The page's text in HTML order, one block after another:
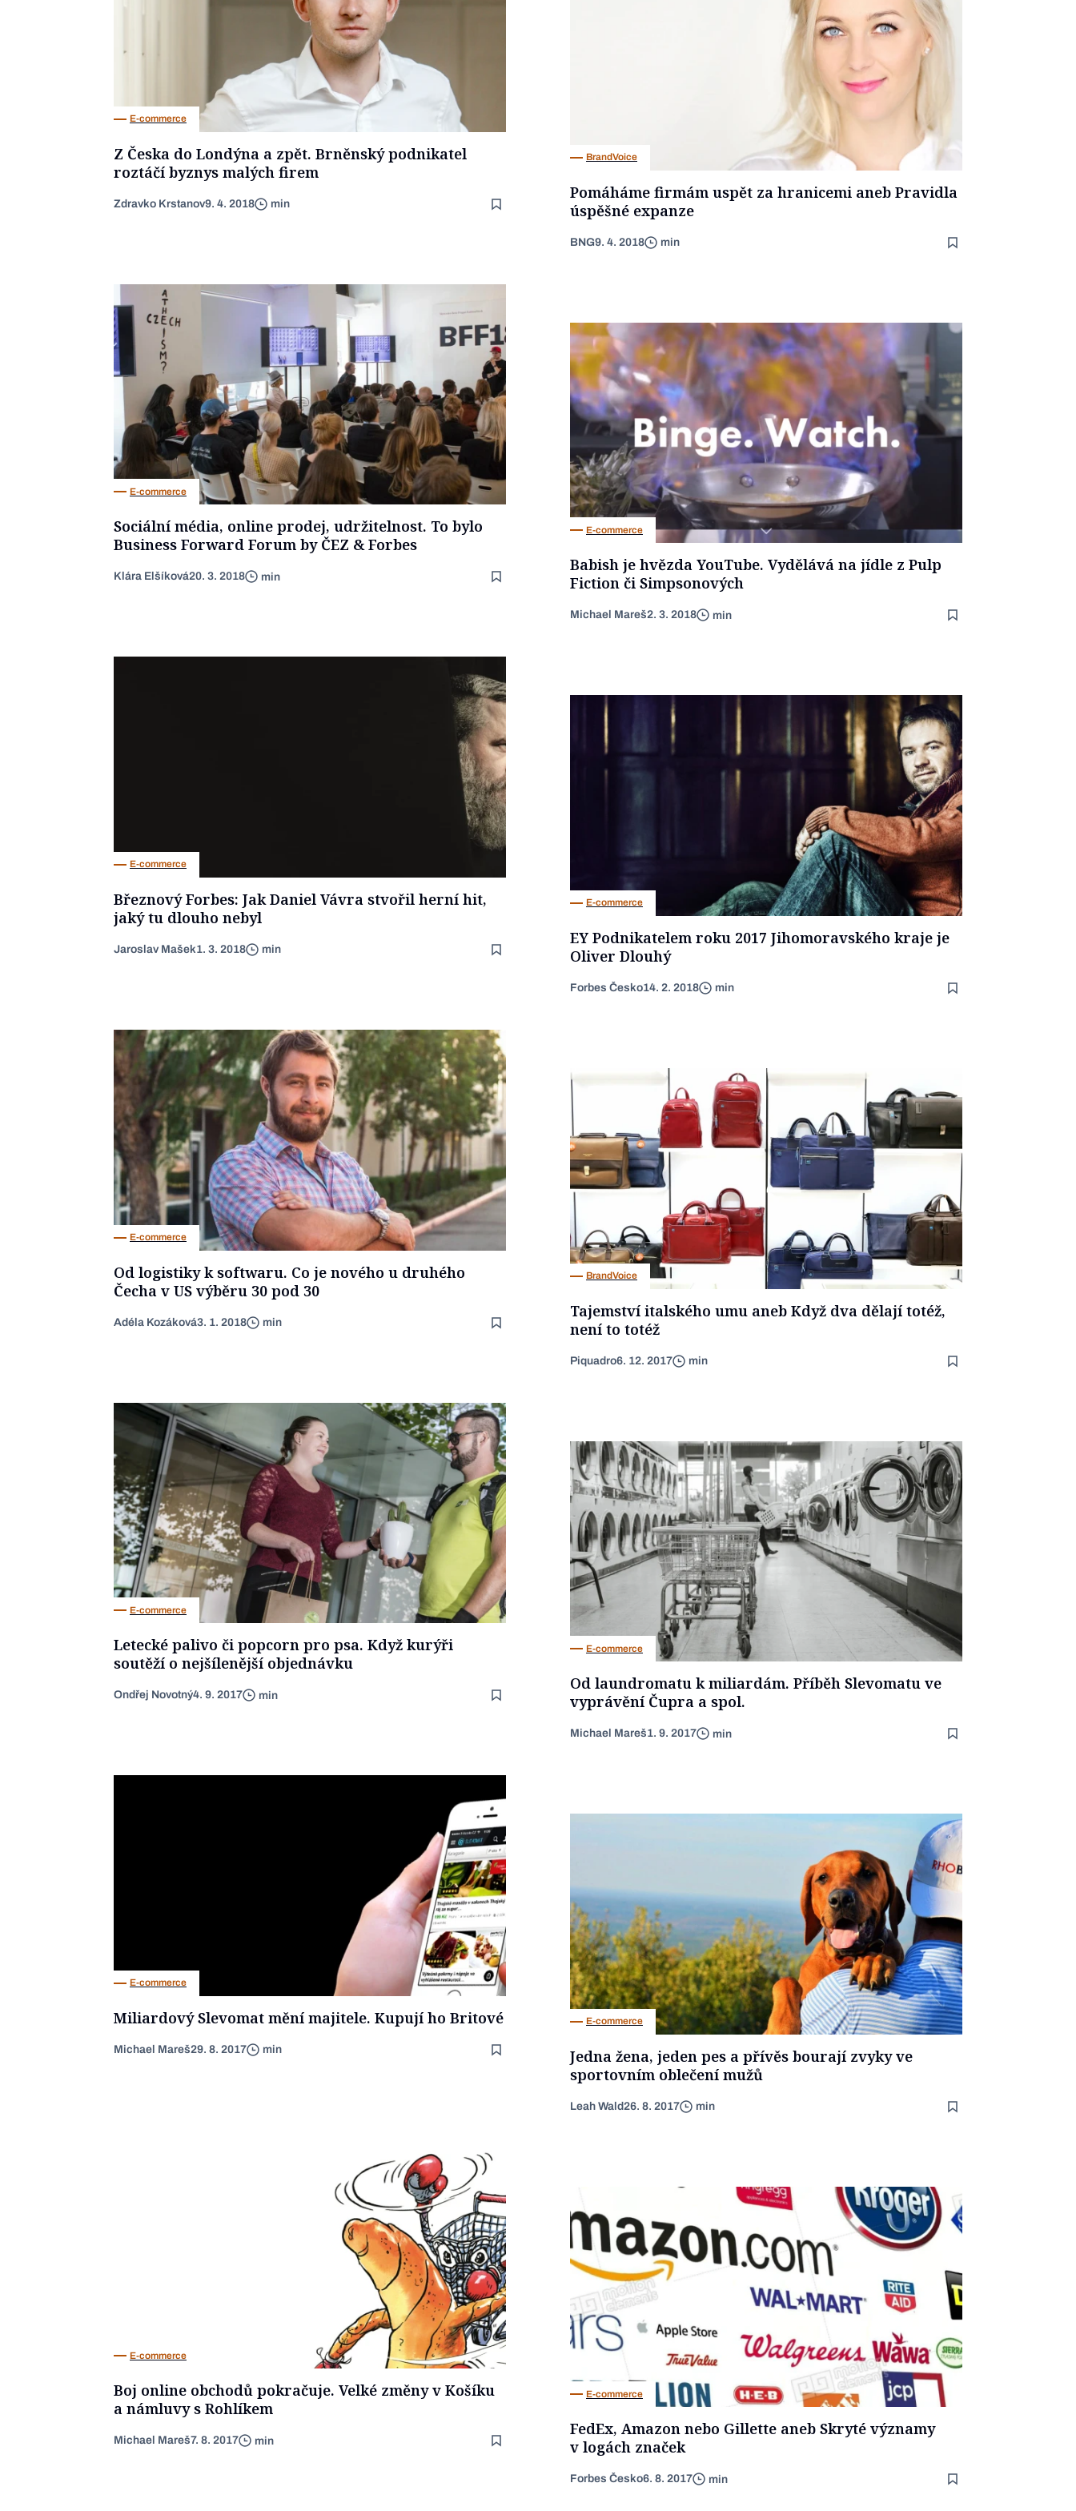
E-commerce
Z Česka do Londýna a zpět. Brněnský podnikatel
roztáčí byznys malých firem
Zdravko Krstanov9. 4. 2018 min
BrandVoice
Pomáháme firmám uspět za hranicemi aneb Pravidla
úspěšné expanze
BNG9. 4. 2018 min
E-commerce
Sociální média, online prodej, udržitelnost. To bylo
Business Forward Forum by ČEZ & Forbes
Klára Elšíková20. 3. 2018 min
E-commerce
Babish je hvězda YouTube. Vydělává na jídle z Pulp
Fiction či Simpsonových
Michael Mareš2. 3. 2018 min
E-commerce
Březnový Forbes: Jak Daniel Vávra stvořil herní hit,
jaký tu dlouho nebyl
Jaroslav Mašek1. 3. 2018 min
E-commerce
EY Podnikatelem roku 2017 Jihomoravského kraje je
Oliver Dlouhý
Forbes Česko14. 2. 2018 min
E-commerce
Od logistiky k softwaru. Co je nového u druhého
Čecha v US výběru 30 pod 30
Adéla Kozáková3. 1. 2018 min
BrandVoice
Tajemství italského umu aneb Když dva dělají totéž,
není to totéž
Piquadro6. 12. 2017 min
E-commerce
Letecké palivo či popcorn pro psa. Když kurýři
soutěží o nejšílenější objednávku
Ondřej Novotný4. 9. 2017 min
E-commerce
Od laundromatu k miliardám. Příběh Slevomatu ve
vyprávění Čupra a spol.
Michael Mareš1. 9. 2017 min
E-commerce
Miliardový Slevomat mění majitele. Kupují ho Britové
Michael Mareš29. 8. 2017 min
E-commerce
Jedna žena, jeden pes a přívěs bourají zvyky ve
sportovním oblečení mužů
Leah Wald 26. 8. 2017 min
E-commerce
Boj online obchodů pokračuje. Velké změny v Košíku
a námluvy s Rohlíkem
Michael Mareš7. 8. 2017 min
E-commerce
FedEx, Amazon nebo Gillette aneb Skryté významy
v logách značek
Forbes Česko6. 8. 2017 min